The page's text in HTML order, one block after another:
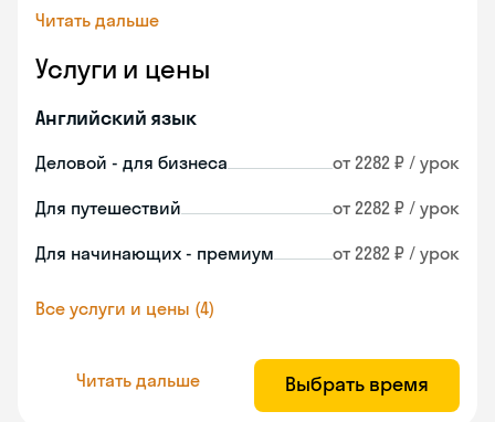
Читать дальше
Услуги и цены
Английский язык
Деловой - для бизнеса от 2282 ₽ / урок
Для путешествий от 2282 ₽ / урок
Для начинающих - премиум от 2282 ₽ / урок
Все услуги и цены (4)
Читать дальше Выбрать время